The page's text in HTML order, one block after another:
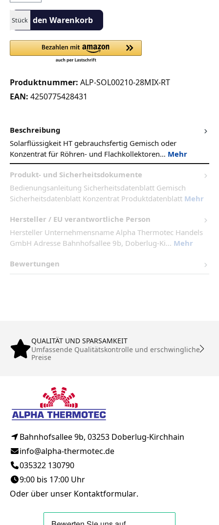
Produkt Anzahl: Gib den gewünschten Wert ein oder benutze
StückIn den Warenkorb
Produktnummer: ALP-SOL00210-28MIX-RT
EAN: 4250775428431
Beschreibung
Solarflüssigkeit HT gebrauchsfertig Gemisch oder
Konzentrat für Röhren- und Flachkollektoren… Mehr
Produkt- und Sicherheitsdokumente
Bedienungsanleitung Sicherheitsdatenblatt Gemisch
Sicherheitsdatenblatt Konzentrat Produktdatenblatt Mehr
Hersteller / EU verantwortliche Person
Hersteller Unternehmensname Alpha Thermotec Handels
GmbH Adresse Bahnhofsallee 9b, Doberlug-Ki... Mehr
Bewertungen
QUALITÄT UND SPARSAMKEIT
Umfassende Qualitätskontrolle und erschwingliche
Preise
Bahnhofsallee 9b, 03253 Doberlug-Kirchhain
info@alpha-thermotec.de
035322 130790
9:00 bis 17:00 Uhr
Oder über unser Kontaktformular.